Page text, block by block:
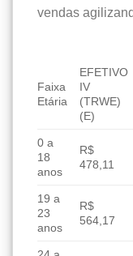
vendas
Faixa
Etária
EFETIVO
IV
(TRWE)
(E)
0 a
18
anos
R$
478,11
19 a
23
anos
R$
564,17